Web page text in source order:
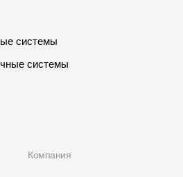
системы
системы
Компания